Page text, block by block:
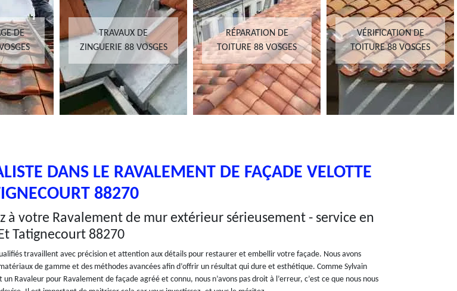
DE
TRAVAUX DE
ZINGUERIE 88 VOSGES
RÉPARATION DE
TOITURE 88 VOSGES
VÉRIFICATION DE
TOITURE 88 VOSGES
DANS LE RAVALEMENT DE FAÇADE VELOTTE
88270
à votre Ravalement de mur extérieur sérieusement - service en
Tatignecourt 88270
travaillent avec précision et attention aux détails pour restaurer et embellir votre façade. Nous avons
de gamme et des méthodes avancées afin d’offrir un résultat qui dure et esthétique. Comme Sylvain
un Ravaleur pour Ravalement de façade agréé et connu, nous n’avons pas droit à l’erreur, c’est ce que nous nous